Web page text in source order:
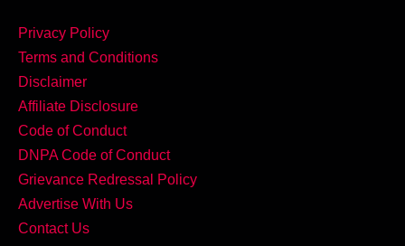
Privacy Policy
Terms and Conditions
Disclaimer
Affiliate Disclosure
Code of Conduct
DNPA Code of Conduct
Grievance Redressal Policy
Advertise With Us
Contact Us